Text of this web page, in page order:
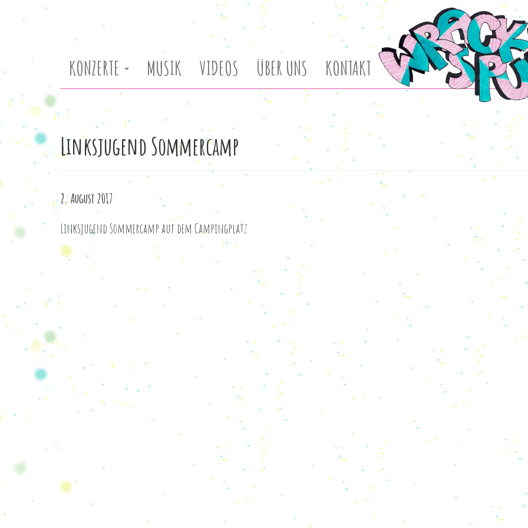
Inhalt
KONZERTE MUSIK VIDEOS ÜBER UNS KONTAKT
Linksjugend Sommercamp
2. August 2017
Linksjugend Sommercamp auf dem Campingplatz